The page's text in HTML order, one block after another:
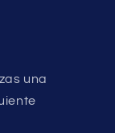
una